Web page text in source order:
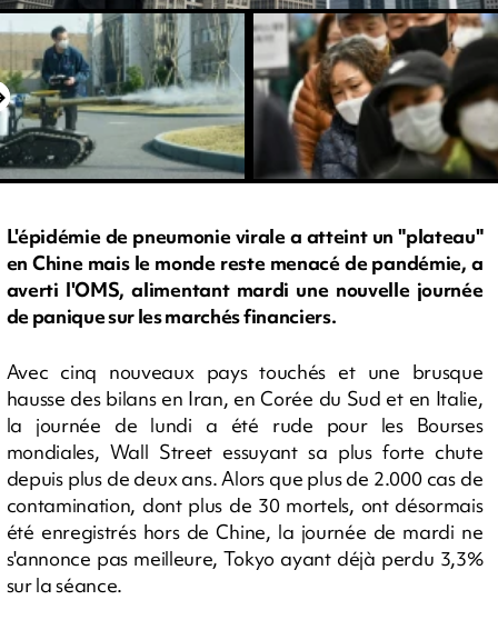
L'épidémie de pneumonie virale a atteint un "plateau"
en Chine mais le monde reste menacé de pandémie, a
averti l'OMS, alimentant mardi une nouvelle journée
de panique sur les marchés financiers.
Avec cinq nouveaux pays touchés et une brusque
hausse des bilans en Iran, en Corée du Sud et en Italie,
la journée de lundi a été rude pour les Bourses
mondiales, Wall Street essuyant sa plus forte chute
depuis plus de deux ans. Alors que plus de 2.000 cas de
contamination, dont plus de 30 mortels, ont désormais
été enregistrés hors de Chine, la journée de mardi ne
s'annonce pas meilleure, Tokyo ayant déjà perdu 3,3%
sur la séance.